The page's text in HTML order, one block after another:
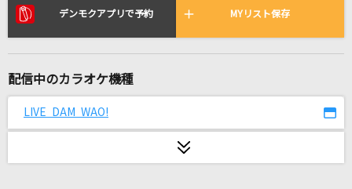
Listeners
This is LAST
[生音]優しい歌
デンモクアプリで予約 MYリスト保存
配信中のカラオケ機種
LIVE DAM WAO!